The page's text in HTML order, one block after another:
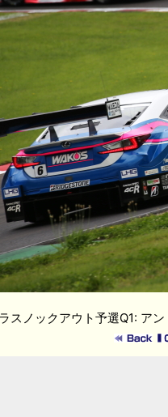
スノックアウト予選Q1: アン